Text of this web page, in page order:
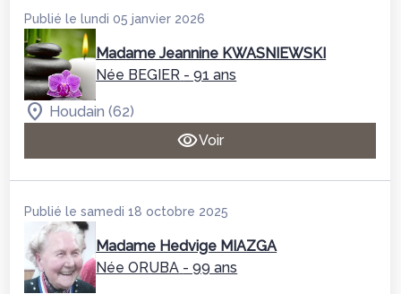
Publié le lundi 05 janvier 2026
Madame Jeannine KWASNIEWSKI
Née BEGIER - 91 ans
Houdain (62)
Voir
Publié le samedi 18 octobre 2025
Madame Hedvige MIAZGA
Née ORUBA - 99 ans